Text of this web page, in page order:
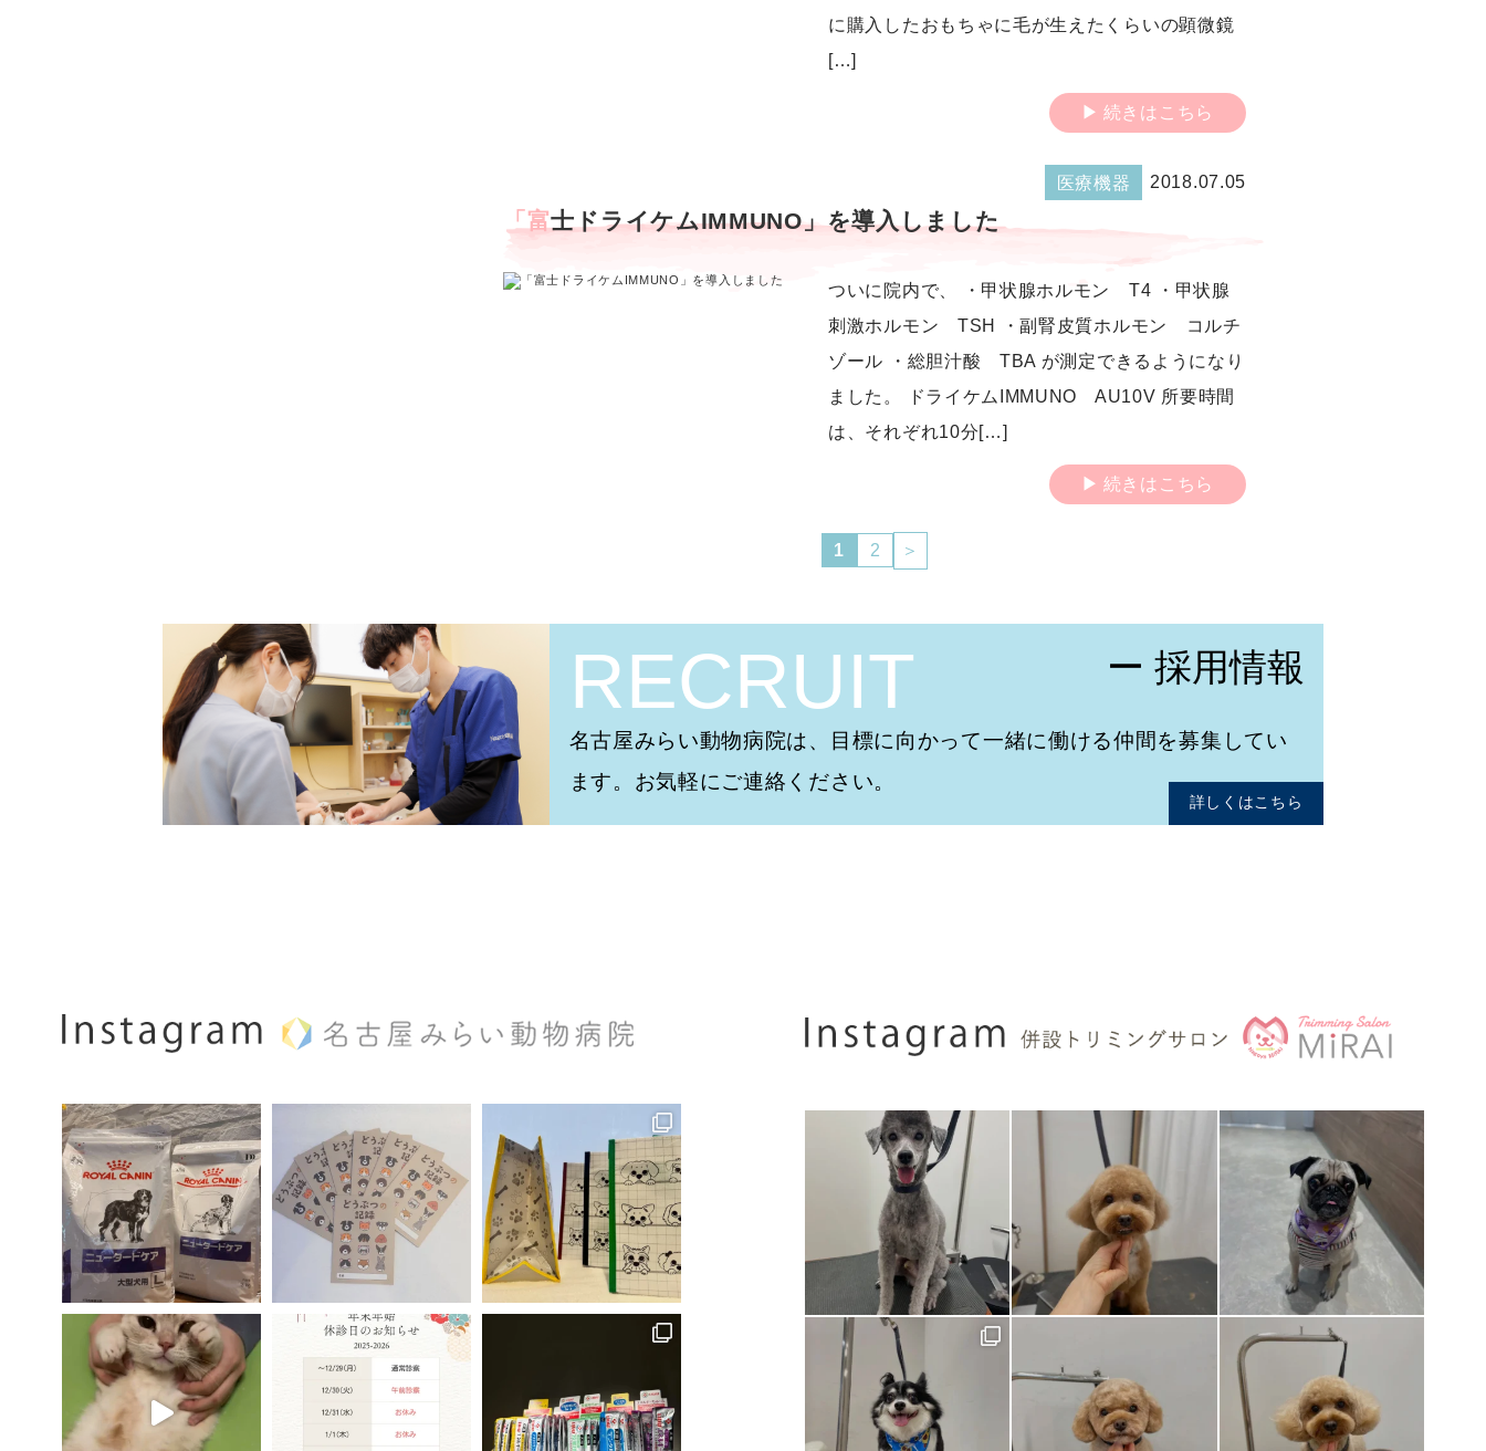
に購入したおもちゃに毛が生えたくらいの顕微鏡
[…]
続きはこちら
医療機器 2018.07.05
「富士ドライケムIMMUNO」を導入しました
ついに院内で、 ・甲状腺ホルモン T4 ・甲状腺
刺激ホルモン TSH ・副腎皮質ホルモン コルチ
ゾール ・総胆汁酸 TBA が測定できるようになり
ました。 ドライケムIMMUNO AU10V 所要時間
は、それぞれ10分[…]
続きはこちら
1 2 ＞
RECRUIT ー 採用情報
名古屋みらい動物病院は、目標に向かって一緒に働ける仲間を募集してい
ます。お気軽にご連絡ください。
詳しくはこちら